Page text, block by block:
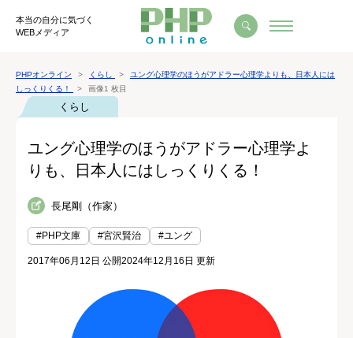
本当の自分に気づく
WEBメディア
PHPオンライン くらし
ユング心理学のほうがアドラー心理学よりも、日本人には
しっくりくる！
画像1 枚目
くらし
ユング心理学のほうがアドラー心理学よ
りも、日本人にはしっくりくる！
長尾剛（作家）
#PHP文庫 #宮沢賢治 #ユング
2017年06月12日 公開2024年12月16日 更新